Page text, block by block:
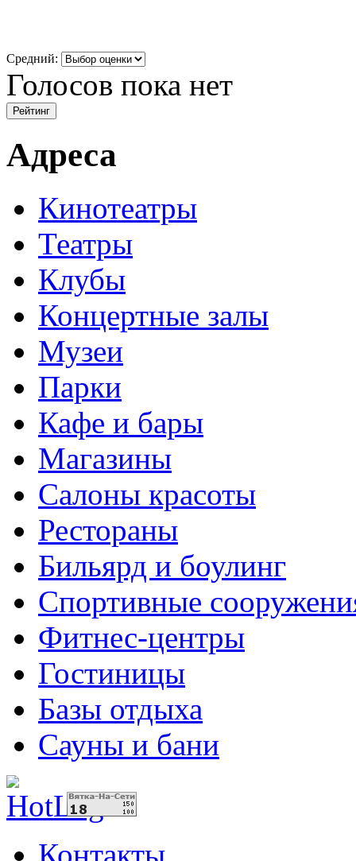
Средний:
Голосов пока нет
Адреса
Кинотеатры
Театры
Клубы
Концертные залы
Музеи
Парки
Кафе и бары
Магазины
Салоны красоты
Рестораны
Бильярд и боулинг
Спортивные
Фитнес-центры
Гостиницы
Базы отдыха
Сауны и бани
Контакты